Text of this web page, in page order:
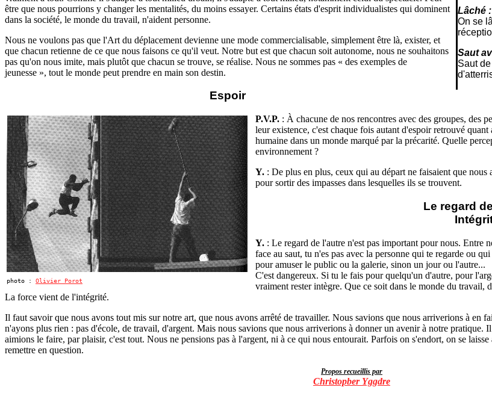
Lâché :
On se
Saut
Saut
être que nous pourrions y changer les mentalités, du moins essayer. Certains états d'esprit individualistes qui dominent
dans la société, le monde du travail, n'aident personne.
Nous ne voulons pas que l'Art du déplacement devienne une mode commercialisable, simplement être là, exister, et
que chacun retienne de ce que nous faisons ce qu'il veut. Notre but est que chacun soit autonome, nous ne souhaitons
pas qu'on nous imite, mais plutôt que chacun se trouve, se réalise. Nous ne sommes pas « des exemples de
jeunesse », tout le monde peut prendre en main son destin.
Espoir
photo : Olivier Porot
P.V.P. : À chacune de nos rencontres avec des groupes, des
leur existence, c'est chaque fois autant d'espoir retrouvé
humaine dans un monde marqué par la précarité. Quelle
environnement ?
Y. : De plus en plus, ceux qui au départ ne faisaient que
pour sortir des impasses dans lesquelles ils se trouvent.
Le regard
Y. : Le regard de l'autre n'est pas important pour nous. Entre
face au saut, tu n'es pas avec la personne qui te regarde ou
pour amuser le public ou la galerie, sinon un jour ou l'autre...
C'est dangereux. Si tu le fais pour quelqu'un d'autre, pour
vraiment rester intègre. Que ce soit dans le monde du travail,
La force vient de l'intégrité.
Il faut savoir que nous avons tout mis sur notre art, que nous avons arrêté de travailler. Nous savions que nous arriverions à en
n'ayons plus rien : pas d'école, de travail, d'argent. Mais nous savions que nous arriverions à donner un avenir à notre pratique.
aimions le faire, par plaisir, c'est tout. Nous ne pensions pas à l'argent, ni à ce qui nous entourait. Parfois on s'endort, on se
remettre en question.
Propos recueillis par
Christopber Yggdre